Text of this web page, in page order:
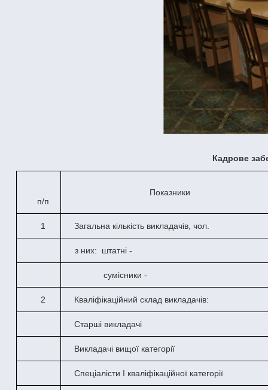
Кадрове
п/п
Показники
1 Загальна кількість викладачів, чол.
з них: штатні -
сумісники -
2 Кваліфікаційний склад викладачів:
Старші викладачі
Викладачі вищої категорії
Спеціалісти І кваліфікаційної категорії